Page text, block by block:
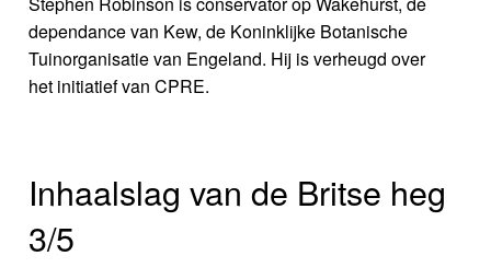
dependance van Kew, de Koninklijke Botanische
Tuinorganisatie van Engeland. Hij is verheugd over
het initiatief van CPRE.
Inhaalslag van de Britse heg
3/5